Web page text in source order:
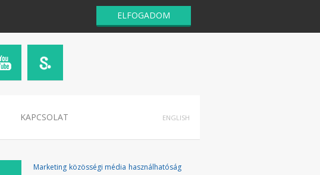
ELFOGADOM
KAPCSOLAT ENGLISH
Marketing közösségi média használhatóság